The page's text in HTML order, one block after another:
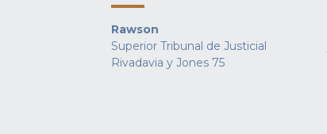
Rawson
Superior Tribunal de Justicial
Rivadavia y Jones 75